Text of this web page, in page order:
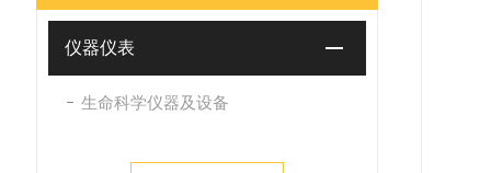
仪器仪表
生命科学仪器及设备